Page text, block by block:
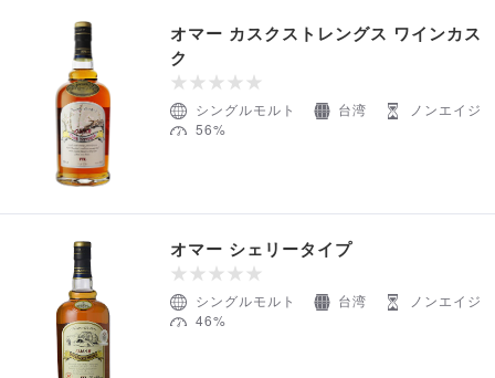
オマー カスクストレングス ワインカス
ク
シングルモルト 台湾
ノンエイジ
56%
オマー シェリータイプ
シングルモルト 台湾
ノンエイジ
46%